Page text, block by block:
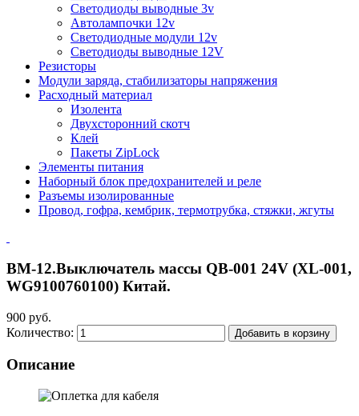
Светодиоды выводные 3v
Автолампочки 12v
Светодиодные модули 12v
Светодиоды выводные 12V
Резисторы
Модули заряда, стабилизаторы напряжения
Расходный материал
Изолента
Двухсторонний скотч
Клей
Пакеты ZipLock
Элементы питания
Наборный блок предохранителей и реле
Разъемы изолированные
Провод, гофра, кембрик, термотрубка, стяжки, жгуты
ВМ-12.Выключатель массы QB-001 24V (XL-001,
WG9100760100) Китай.
900 руб.
Количество:
Добавить в корзину
Описание